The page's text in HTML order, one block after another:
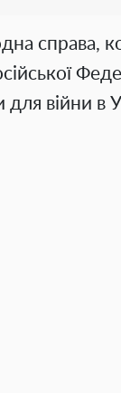
справа,
для війни в